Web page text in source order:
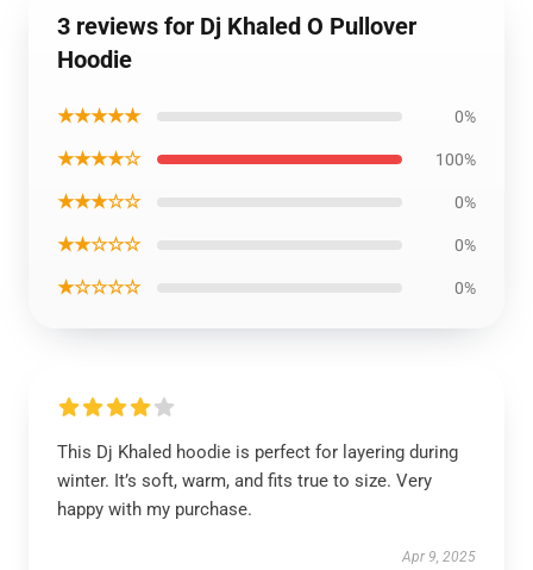
3 reviews for Dj Khaled O Pullover
Hoodie
★★★★★ 0%
★★★★☆ 100%
★★★☆☆ 0%
★★☆☆☆ 0%
★☆☆☆☆ 0%
This Dj Khaled hoodie is perfect for layering during
winter. It’s soft, warm, and fits true to size. Very
happy with my purchase.
Apr 9, 2025